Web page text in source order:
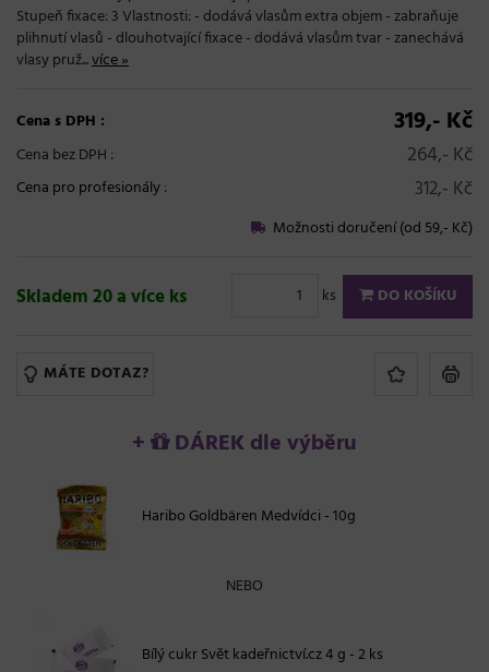
Stupeň fixace: 3 Vlastnosti: - dodává vlasům extra objem - zabraňuje
plihnutí vlasů - dlouhotvající fixace - dodává vlasům tvar - zanechává
vlasy pruž...více »
Cena s DPH : 319,- Kč
Cena bez DPH : 264,- Kč
Cena pro profesionály: 312,- Kč
Možnosti doručení (od 59,- Kč)
Skladem 20 a více ks ks DO KOŠÍKU
MÁTE DOTAZ?
+ DÁREK dle výběru
Haribo Goldbären Medvídci - 10g
NEBO
Bílý cukr Svět kadeřnictví.cz 4 g - 2 ks